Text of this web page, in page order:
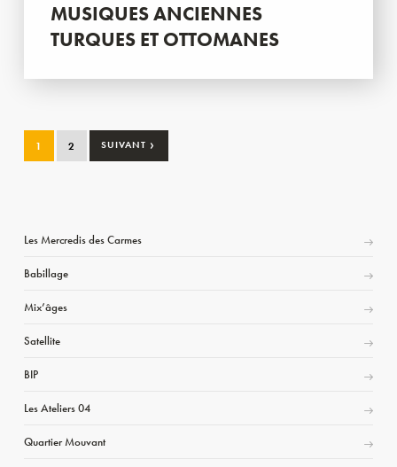
MUSIQUES ANCIENNES
TURQUES ET OTTOMANES
1 2 SUIVANT ›
Les Mercredis des Carmes
Babillage
Mix’âges
Satellite
BIP
Les Ateliers 04
Quartier Mouvant